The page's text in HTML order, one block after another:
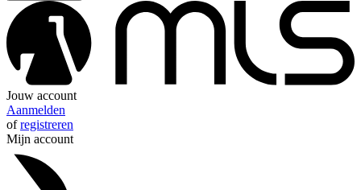
Jouw account
Aanmelden
ofregistreren
Mijn account